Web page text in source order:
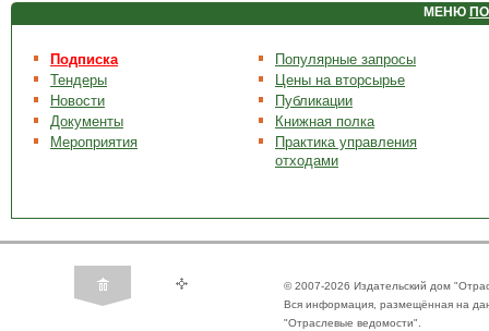
МЕНЮ
Подписка
Тендеры
Новости
Документы
Мероприятия
Популярные запросы
Цены на вторсырье
Публикации
Книжная полка
Практика управления
отходами
© 2007-2026 Издательский дом
Вся информация, размещённая на
"Отраслевые ведомости".